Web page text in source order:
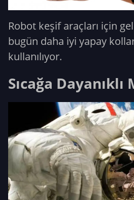
Robot keşif araçları için
bugün daha iyi yapay
kullanılıyor.
Sıcağa